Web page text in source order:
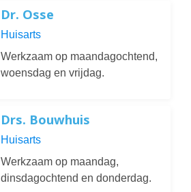
Dr. Osse
Huisarts
Werkzaam op maandagochtend,
woensdag en vrijdag.
Drs. Bouwhuis
Huisarts
Werkzaam op maandag,
dinsdagochtend en donderdag.